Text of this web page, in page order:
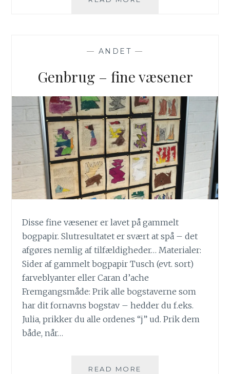
— ANDET —
Genbrug – fine væsener
Disse fine væsener er lavet på gammelt
bogpapir. Slutresultatet er svært at spå – det
afgøres nemlig af tilfældigheder… Materialer:
Sider af gammelt bogpapir Tusch (evt. sort)
farveblyanter eller Caran d’ache
Fremgangsmåde: Prik alle bogstaverne som
har dit fornavns bogstav – hedder du f.eks.
Julia, prikker du alle ordenes “j” ud. Prik dem
både, når…
READ MORE